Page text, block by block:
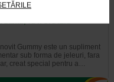
gummy, 30 jeleuri
zahar, NATURALIS
Gummy este un supliment
sub forma de jeleuri, fara
creat special pentru a…